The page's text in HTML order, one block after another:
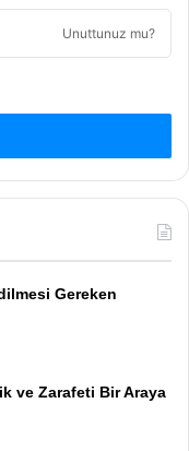
Unuttunuz mu?
Gereken
ve Zarafeti Bir Araya